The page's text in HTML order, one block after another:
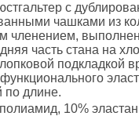
с
чашками из
членением,
часть стана на
подкладкой
по длине.
10%